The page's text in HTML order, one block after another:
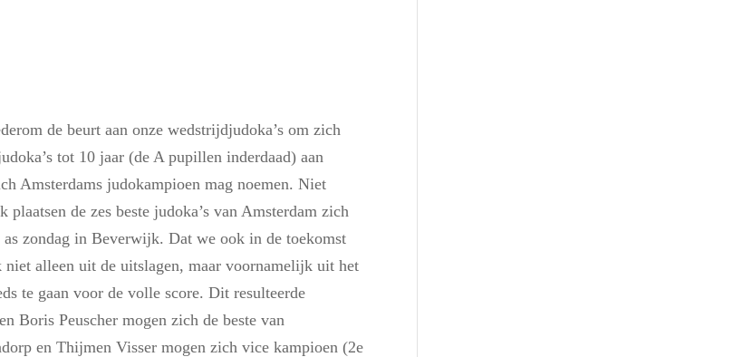
de beurt aan onze wedstrijdjudoka’s om zich
tot 10 jaar (de A pupillen inderdaad) aan
Amsterdams judokampioen mag noemen. Niet
de zes beste judoka’s van Amsterdam zich
zondag in Beverwijk. Dat we ook in de toekomst
alleen uit de uitslagen, maar voornamelijk uit het
te gaan voor de volle score. Dit resulteerde
Boris Peuscher mogen zich de beste van
en Thijmen Visser mogen zich vice kampioen (2e